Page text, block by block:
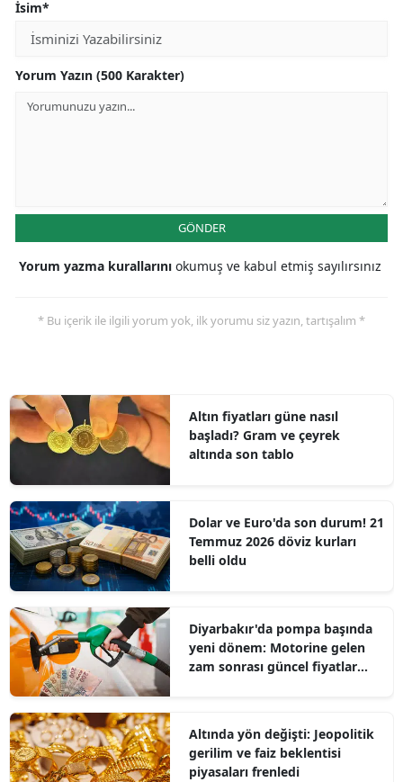
İsim*
Yorum Yazın (500 Karakter)
GÖNDER
Yorum yazma kurallarını okumuş ve kabul etmiş sayılırsınız
* Bu içerik ile ilgili yorum yok, ilk yorumu siz yazın, tartışalım *
Altın fiyatları güne nasıl
başladı? Gram ve çeyrek
altında son tablo
Dolar ve Euro'da son durum! 21
Temmuz 2026 döviz kurları
belli oldu
Diyarbakır'da pompa başında
yeni dönem: Motorine gelen
zam sonrası güncel fiyatlar
Altında yön değişti: Jeopolitik
gerilim ve faiz beklentisi
piyasaları frenledi